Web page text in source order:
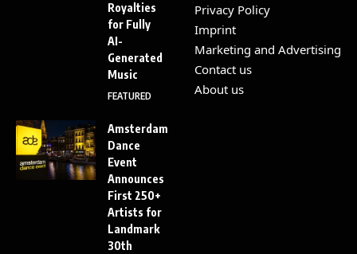
Royalties
for Fully
AI-
Generated
Music
FEATURED
Amsterdam
Dance
Event
Announces
First 250+
Artists for
Landmark
30th
Privacy Policy
Imprint
Marketing and Advertising
Contact us
About us